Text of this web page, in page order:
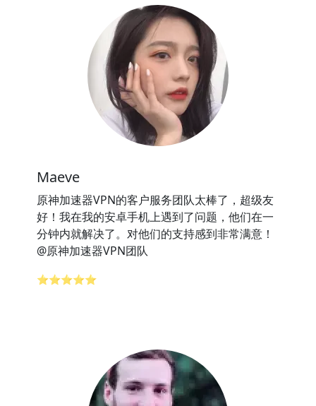
Maeve
原神加速器VPN的客户服务团队太棒了，超级友
好！我在我的安卓手机上遇到了问题，他们在一
分钟内就解决了。对他们的支持感到非常满意！
@原神加速器VPN团队
⭐⭐⭐⭐⭐